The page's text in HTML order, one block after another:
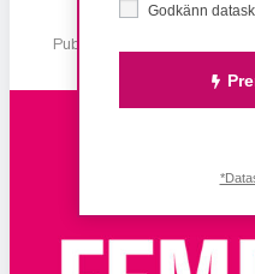
Publicerad 2 januari, 2026
Godkänn